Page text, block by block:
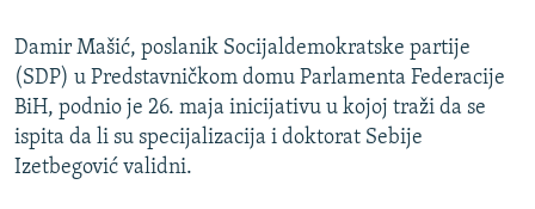
Damir Mašić, poslanik Socijaldemokratske partije
(SDP) u Predstavničkom domu Parlamenta Federacije
BiH, podnio je 26. maja inicijativu u kojoj traži da se
ispita da li su specijalizacija i doktorat Sebije
Izetbegović validni.